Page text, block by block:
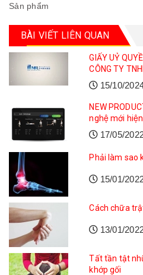
Sản phẩm
BÀI VIẾT LIÊN QUAN
GIẤY UỶ
CÔNG TY
15/10/
NEW
nghệ mới
phục hồi vận
17/05/
Phải làm sao
15/01/
Cách chữa
13/01/
Tất tần tật
khớp gối